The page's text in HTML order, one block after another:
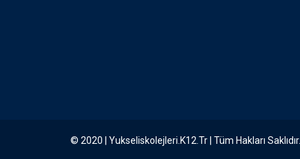
© 2020 | Yukseliskolejleri.k12.tr | Tüm Hakları Saklıdır...